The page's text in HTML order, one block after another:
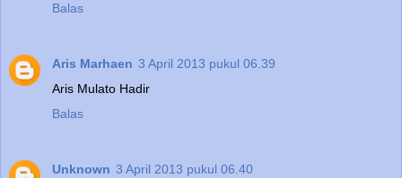
Balas
Aris Marhaen 3 April 2013 pukul 06.39
Aris Mulato Hadir
Balas
Unknown 3 April 2013 pukul 06.40